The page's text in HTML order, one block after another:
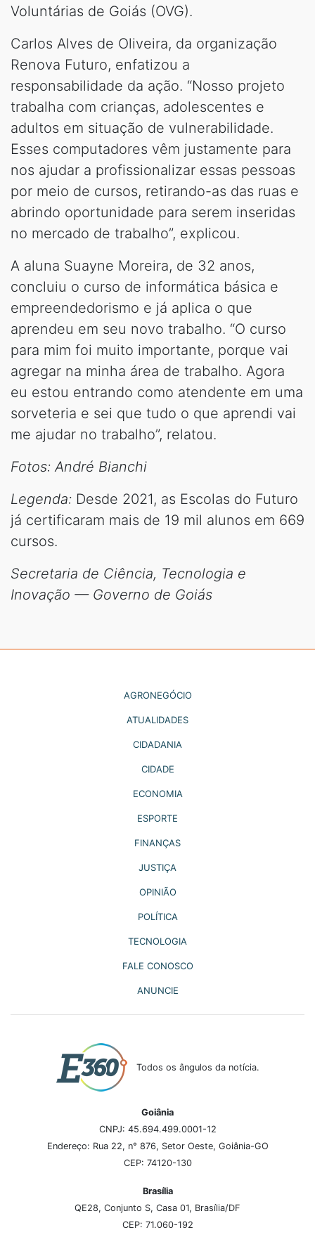
Voluntárias de Goiás (OVG).
Carlos Alves de Oliveira, da organização
Renova Futuro, enfatizou a
responsabilidade da ação. “Nosso projeto
trabalha com crianças, adolescentes e
adultos em situação de vulnerabilidade.
Esses computadores vêm justamente para
nos ajudar a profissionalizar essas pessoas
por meio de cursos, retirando-as das ruas e
abrindo oportunidade para serem inseridas
no mercado de trabalho”, explicou.
A aluna Suayne Moreira, de 32 anos,
concluiu o curso de informática básica e
empreendedorismo e já aplica o que
aprendeu em seu novo trabalho. “O curso
para mim foi muito importante, porque vai
agregar na minha área de trabalho. Agora
eu estou entrando como atendente em uma
sorveteria e sei que tudo o que aprendi vai
me ajudar no trabalho”, relatou.
Fotos: André Bianchi
Legenda: Desde 2021, as Escolas do Futuro
já certificaram mais de 19 mil alunos em 669
cursos.
Secretaria de Ciência, Tecnologia e
Inovação — Governo de Goiás
AGRONEGÓCIO
ATUALIDADES
CIDADANIA
CIDADE
ECONOMIA
ESPORTE
FINANÇAS
JUSTIÇA
OPINIÃO
POLÍTICA
TECNOLOGIA
FALE CONOSCO
ANUNCIE
Todos os ângulos da notícia.
Goiânia
CNPJ: 45.694.499.0001-12
Endereço: Rua 22, n° 876, Setor Oeste, Goiânia-GO
CEP: 74120-130
Brasília
QE28, Conjunto S, Casa 01, Brasília/DF
CEP: 71.060-192